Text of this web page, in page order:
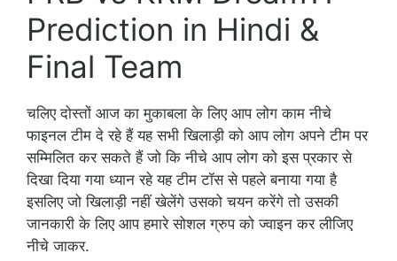
Prediction in Hindi &
Final Team
चलिए दोस्तों आज का मुकाबला के लिए आप लोग काम नीचे
फाइनल टीम दे रहे हैं यह सभी खिलाड़ी को आप लोग अपने टीम पर
सम्मिलित कर सकते हैं जो कि नीचे आप लोग को इस प्रकार से
दिखा दिया गया ध्यान रहे यह टीम टॉस से पहले बनाया गया है
इसलिए जो खिलाड़ी नहीं खेलेंगे उसको चयन करेंगे तो उसकी
जानकारी के लिए आप हमारे सोशल ग्रुप को ज्वाइन कर लीजिए
नीचे जाकर.